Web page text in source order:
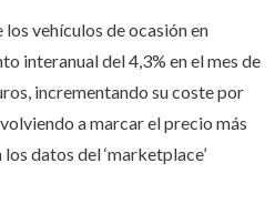
vehículos de ocasión en
interanual del 4,3% en el mes de
incrementando su coste por
a marcar el precio más
datos del ‘marketplace’